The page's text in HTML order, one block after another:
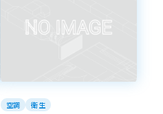
空調 衛生